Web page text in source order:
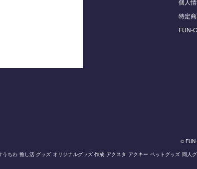
個人
特定
FUN-
©
うちわ 推し活 グッズ オリジナルグッズ 作成 アクスタ アクキー ペットグッズ 同人